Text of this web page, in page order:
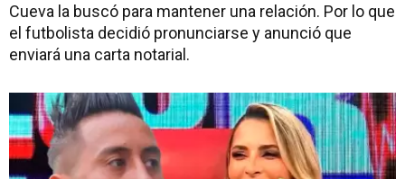
Cueva la buscó para mantener una relación. Por lo que
el futbolista decidió pronunciarse y anunció que
enviará una carta notarial.